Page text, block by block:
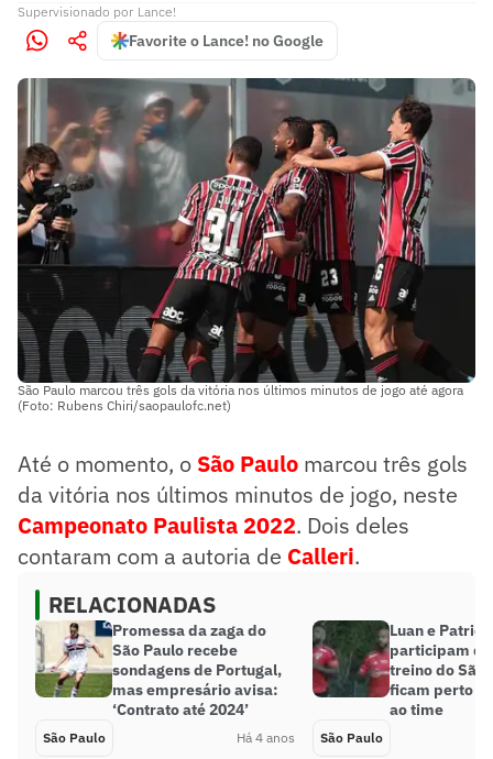
Supervisionado por Lance!
Favorite o Lance! no Google
São Paulo marcou três gols da vitória nos últimos minutos de jogo até agora
(Foto: Rubens Chiri/saopaulofc.net)
Até o momento, o São Paulo marcou três gols
da vitória nos últimos minutos de jogo, neste
Campeonato Paulista 2022. Dois deles
contaram com a autoria de Calleri.
RELACIONADAS
Promessa da zaga do
São Paulo recebe
sondagens de Portugal,
mas empresário avisa:
‘Contrato até 2024’
São Paulo Há 4 anos
Luan e Patrick
participam
treino do São
ficam perto
ao time
São Paulo